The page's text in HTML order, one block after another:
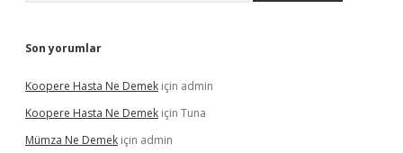
Son yorumlar
Koopere Hasta Ne Demek için admin
Koopere Hasta Ne Demek için Tuna
Mümza Ne Demek için admin